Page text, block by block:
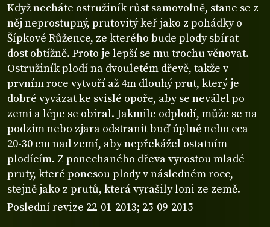
Když necháte ostružiník růst samovolně, stane se z
něj neprostupný, prutovitý keř jako z pohádky o
Šípkové Růžence, ze kterého bude plody sbírat
dost obtížně. Proto je lepší se mu trochu věnovat.
Ostružiník plodí na dvouletém dřevě, takže v
prvním roce vytvoří až 4m dlouhý prut, který je
dobré vyvázat ke svislé opoře, aby se neválel po
zemi a lépe se obíral. Jakmile odplodí, může se na
podzim nebo zjara odstranit buď úplně nebo cca
20-30 cm nad zemí, aby nepřekážel ostatním
plodícím. Z ponechaného dřeva vyrostou mladé
pruty, které ponesou plody v následném roce,
stejně jako z prutů, která vyrašily loni ze země.
Poslední revize 22-01-2013; 25-09-2015